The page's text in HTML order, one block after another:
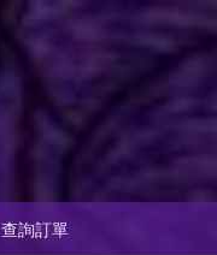
查詢訂單